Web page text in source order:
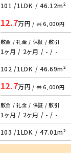
101 /1LDK / 46.12m²
12.7万円 / 共6,000円
敷金 / 礼金 / 保証 / 敷引
1ヶ月 / 2ヶ月 / - / -
102 /1LDK / 46.69m²
12.7万円 / 共6,000円
敷金 / 礼金 / 保証 / 敷引
1ヶ月 / 2ヶ月 / - / -
103 /1LDK / 47.01m²